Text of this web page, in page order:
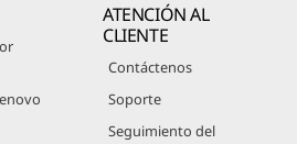
ATENCIÓN AL
CLIENTE
Contáctenos
Soporte
Seguimiento del